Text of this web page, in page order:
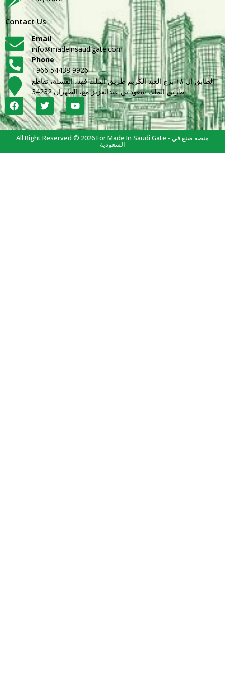
Contact Us
Email
info@madeinsaudigate.com
Phone
+966 54438 9926
الطابق ال ١٨ برج العبد الكريم طريق الملك فهد، القشلة، تقاطع
طريق الملك سعود بن عبدالعزيز مع، الظهران 34232
All Right Reserved © 2026 For Made In Saudi Gate - منصة صنع في
السعودية